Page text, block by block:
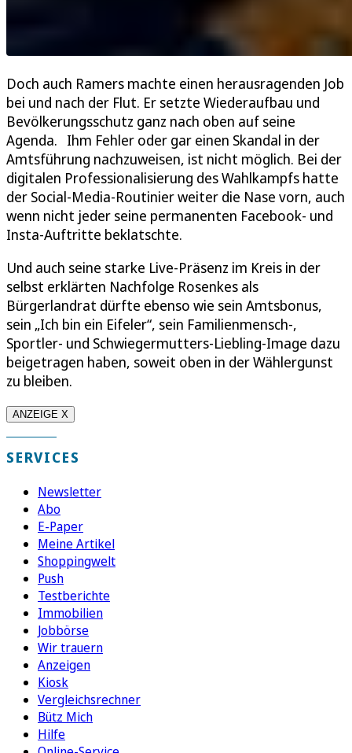
Doch auch Ramers machte einen herausragenden Job
bei und nach der Flut. Er setzte Wiederaufbau und
Bevölkerungsschutz ganz nach oben auf seine
Agenda. Ihm Fehler oder gar einen Skandal in der
Amtsführung nachzuweisen, ist nicht möglich. Bei der
digitalen Professionalisierung des Wahlkampfs hatte
der Social-Media-Routinier weiter die Nase vorn, auch
wenn nicht jeder seine permanenten Facebook- und
Insta-Auftritte beklatschte.
Und auch seine starke Live-Präsenz im Kreis in der
selbst erklärten Nachfolge Rosenkes als
Bürgerlandrat dürfte ebenso wie sein Amtsbonus,
sein „Ich bin ein Eifeler“, sein Familienmensch-,
Sportler- und Schwiegermutters-Liebling-Image dazu
beigetragen haben, soweit oben in der Wählergunst
zu bleiben.
ANZEIGE X
SERVICES
Newsletter
Abo
E-Paper
Meine Artikel
Shoppingwelt
Push
Testberichte
Immobilien
Jobbörse
Wir trauern
Anzeigen
Kiosk
Vergleichsrechner
Bütz Mich
Hilfe